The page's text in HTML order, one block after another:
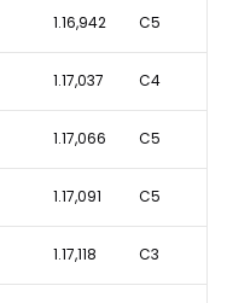
1.16,942 C5
1.17,037 C4
1.17,066 C5
1.17,091 C5
1.17,118 C3